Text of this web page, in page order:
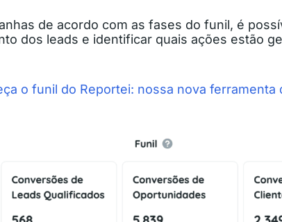
de acordo com as fases do funil, é
dos leads e identificar quais ações estão
o funil do Reportei: nossa nova ferramenta